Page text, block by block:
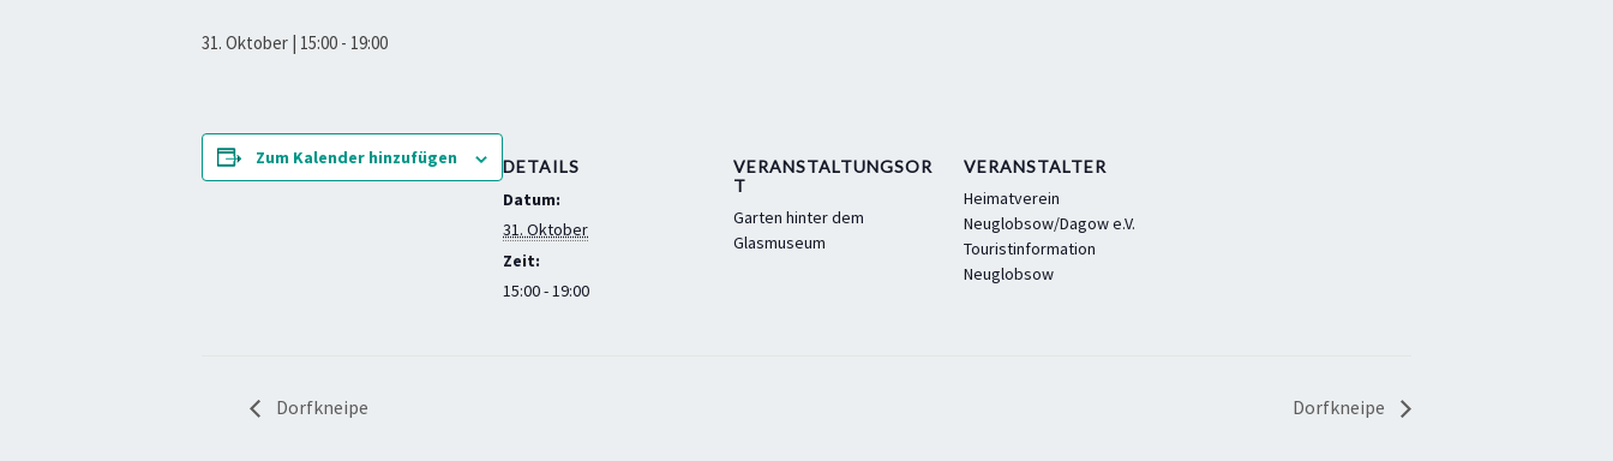
31. Oktober | 15:00 - 19:00
Zum Kalender hinzufügen DETAILS
Datum:
31. Oktober
Zeit:
15:00 - 19:00
VERANSTALTUNGSOR
T
Garten hinter dem
Glasmuseum
VERANSTALTER
Heimatverein
Neuglobsow/Dagow e.V.
Touristinformation
Neuglobsow
Dorfkneipe Dorfkneipe